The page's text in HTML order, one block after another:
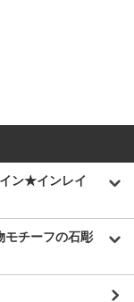
ン★インレイ
モチーフの石彫